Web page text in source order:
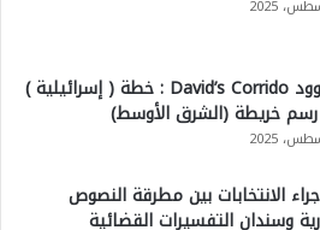
ممر داوود David’s Corrido : خطة ( إسرائيلية )
رسم خريطة (الشرق الأوسط)
الانتخابات بين مطرقة النصوص
وسندان التفسيرات القضائية